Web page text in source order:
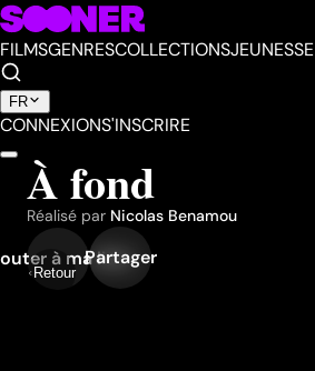
FILMSGENRESCOLLECTIONSJEUNESSE
FR
CONNEXIONS'INSCRIRE
Retour
À fond
Réalisé par Nicolas Benamou
à ma liste
Partager